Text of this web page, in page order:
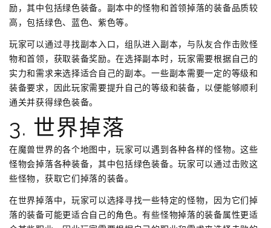
励，其中包括绿色装备。副本中的怪物和首领掉落的装备品质较
高，包括绿色、蓝色、紫色等。
玩家可以通过寻找副本入口，组队进入副本，与队友合作击败怪
物和首领，获取装备奖励。在选择副本时，玩家需要根据自己的
实力和需求来选择适合自己的副本。一些副本需要一定的等级和
装备要求，因此玩家需要提升自己的等级和装备，以便能够顺利
通关并获得绿色装备。
3. 世界掉落
在魔兽世界的各个地图中，玩家可以遇到各种各样的怪物。这些
怪物会掉落各种装备，其中包括绿色装备。玩家可以通过击败这
些怪物，获取它们掉落的装备。
在世界掉落中，玩家可以选择寻找一些特定的怪物，因为它们掉
落的装备可能更适合自己的角色。有些怪物掉落的装备属性更适